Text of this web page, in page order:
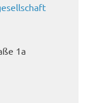
1a